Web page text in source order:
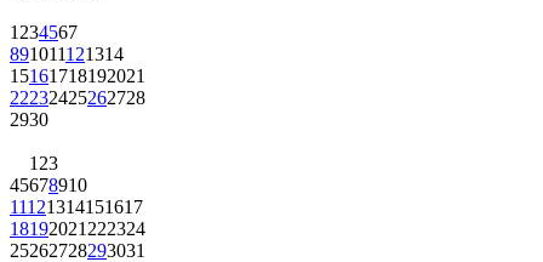
1 234567
891011121314
15161718192021
22232425262728
2930
1 23
45678910
11121314151617
18192021 222324
25262728293031